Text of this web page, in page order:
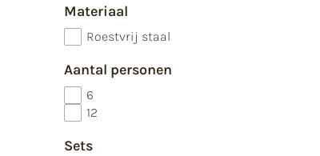
Materiaal
Roestvrij staal
Aantal personen
6
12
Sets